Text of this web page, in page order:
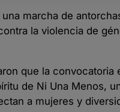
marcha de
la violencia de
que la
de Ni Una Menos,
a mujeres y